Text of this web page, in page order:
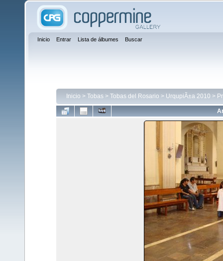
Inicio Entrar Lista de álbumes Buscar
Inicio > Tobas> Tobas del Rosario > UrqupiÃ±a 2010 >